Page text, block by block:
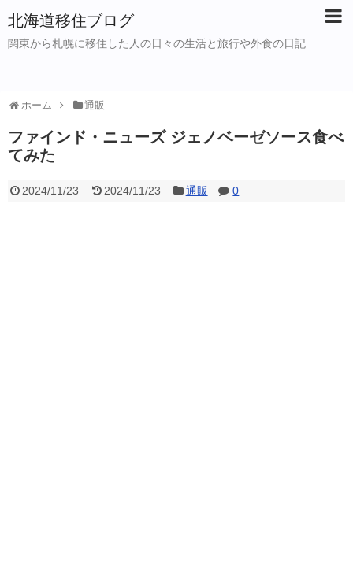
北海道移住ブログ
関東から札幌に移住した人の日々の生活と旅行や外食の日記
ホーム 通販
ファインド・ニューズ ジェノベーゼソース食べ
てみた
2024/11/23 2024/11/23 通販 0